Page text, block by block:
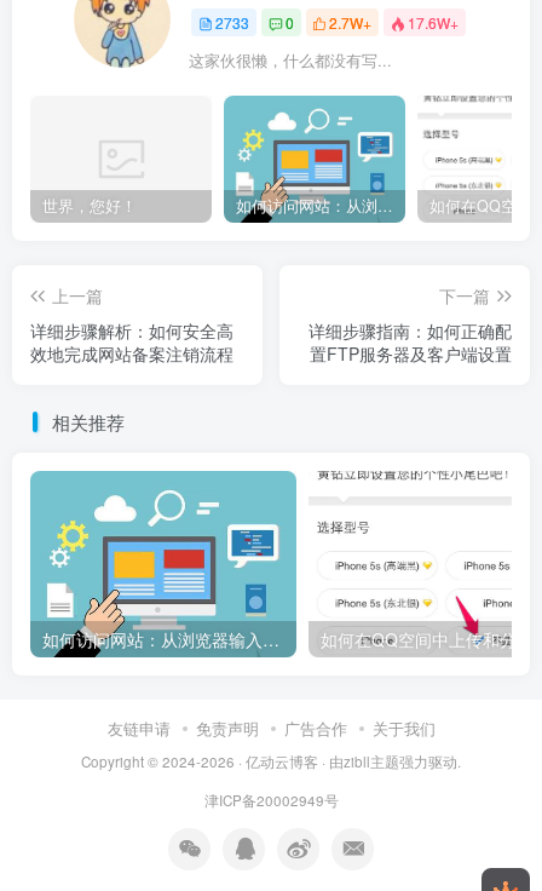
0 2.7W+
这家伙很懒，什么都没有写...
世界，您好！ 如何访问网站：从浏览器输入到页面加载的完整步骤详解
上一篇
详细步骤解析：如何安全高
效地完成网站备案注销流程
下一篇
详细步骤指南：如何正确配
置FTP服务器及客户端设置
相关推荐
如何访问网站：从浏览器输入到页面加载的完整步骤详解
友链申请 免责声明 广告合作 关于我们
亿动云博客 · 由 zibll主题 强力驱动.
津ICP备20002949号